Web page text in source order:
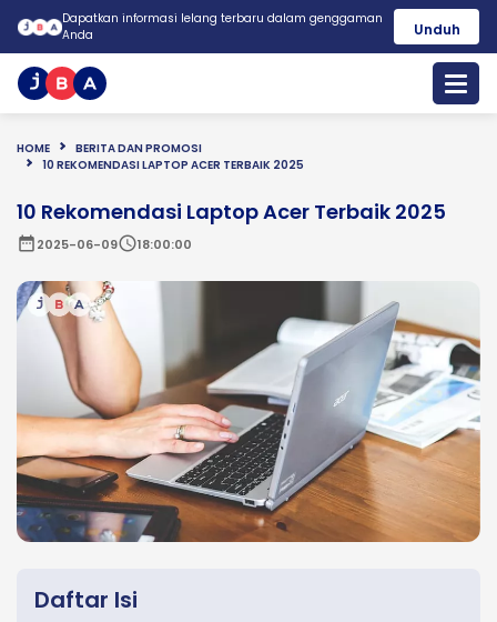
Dapatkan informasi lelang terbaru dalam genggaman
Anda
Unduh
HOME
BERITA DAN PROMOSI
10 REKOMENDASI LAPTOP ACER TERBAIK 2025
10 Rekomendasi Laptop Acer Terbaik 2025
date_range2025-06-09schedule18:00:00
Daftar Isi